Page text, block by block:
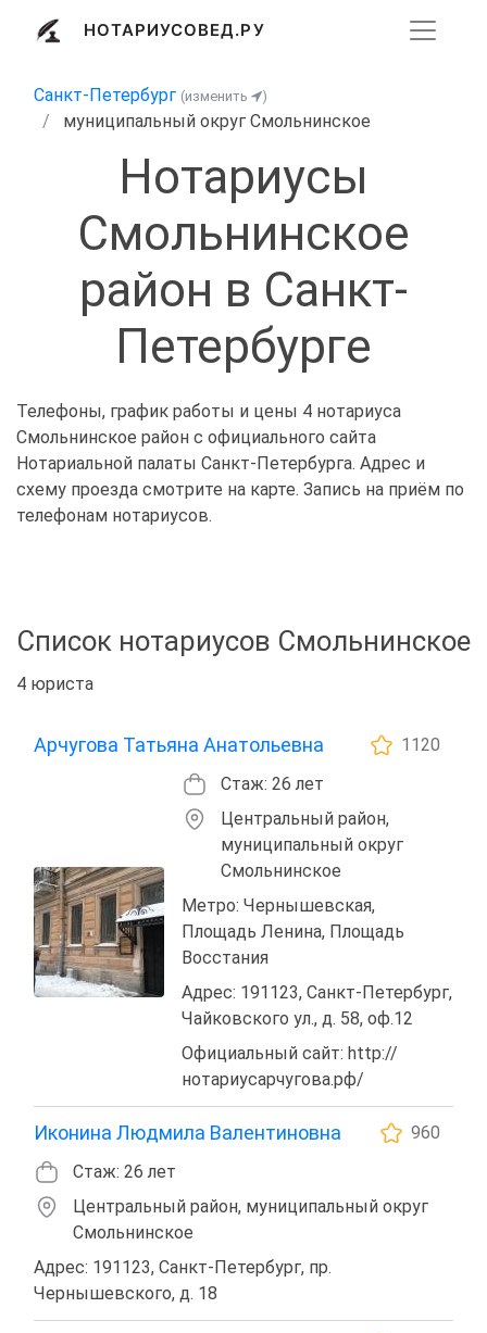
НОТАРИУСОВЕД.РУ
Санкт-Петербург (изменить )
муниципальный округ Смольнинское
Нотариусы
Смольнинское
район в Санкт-
Петербурге
Телефоны, график работы и цены 4 нотариуса
Смольнинское район с официального сайта
Нотариальной палаты Санкт-Петербурга. Адрес и
схему проезда смотрите на карте. Запись на приём по
телефонам нотариусов.
Список нотариусов Смольнинское
4 юриста
Арчугова Татьяна Анатольевна
1120
Стаж: 26 лет
Центральный район,
муниципальный округ
Смольнинское
Метро: Чернышевская,
Площадь Ленина, Площадь
Восстания
Адрес: 191123, Санкт-Петербург,
Чайковского ул., д. 58, оф.12
Официальный сайт: http://
нотариусарчугова.рф/
Иконина Людмила Валентиновна
960
Стаж: 26 лет
Центральный район, муниципальный округ
Смольнинское
Адрес: 191123, Санкт-Петербург, пр.
Чернышевского, д. 18